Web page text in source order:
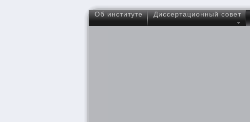
Об институте Диссертационный совет